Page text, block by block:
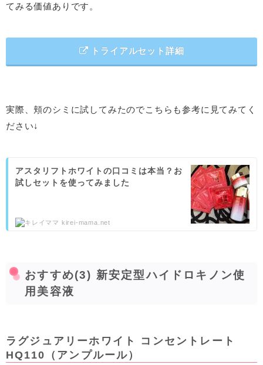
てみる価値ありです。
トライアルセット詳細
実際、頬のシミに試してみたのでこちらも参考に見てみてく
ださい↓
アスタリフトホワイトの口コミは本当？お
試しセットを使ってみました
kirei-mama.net
おすすめ(3) 新安定型ハイドロキノン使
用美容液
ラグジュアリーホワイト コンセントレート
HQ110（アンプルール）